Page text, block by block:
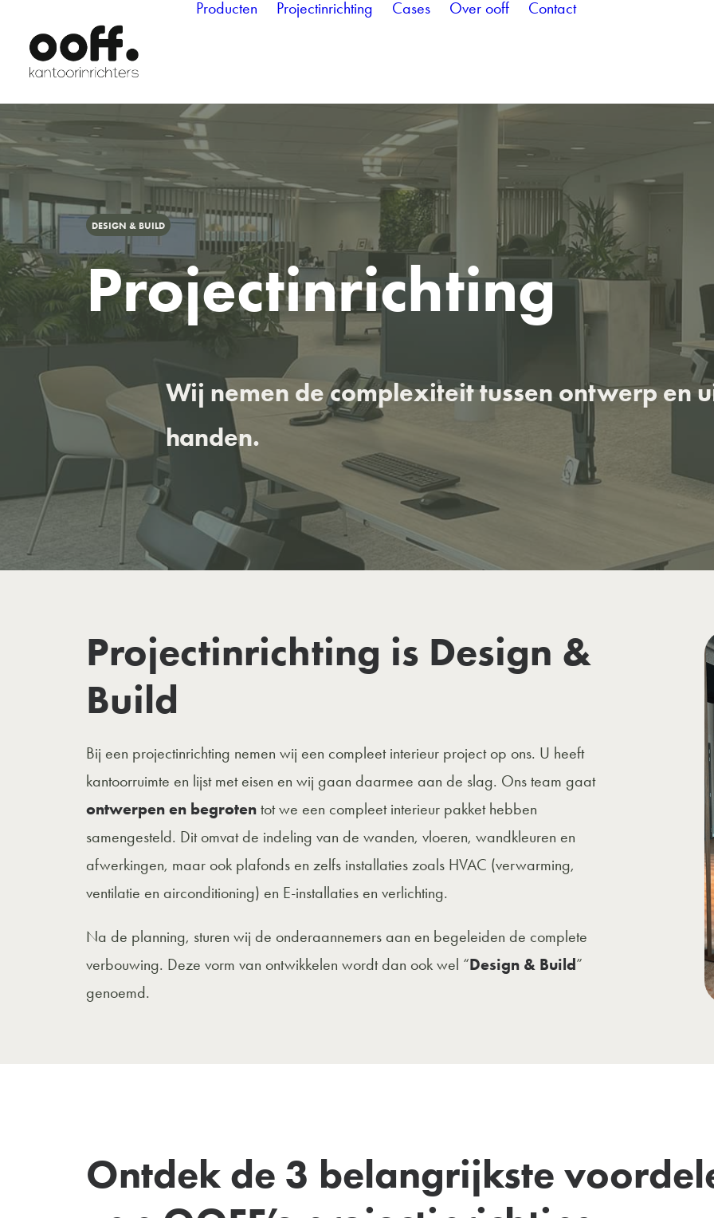
Producten Projectinrichting Cases Over ooff Contact
DESIGN & BUILD
Projectinrichting
Wij nemen de complexiteit tussen ontwerp en
handen.
Projectinrichting is Design &
Build
Bij een projectinrichting nemen wij een compleet interieur project op ons. U heeft
kantoorruimte en lijst met eisen en wij gaan daarmee aan de slag. Ons team gaat
ontwerpen en begroten tot we een compleet interieur pakket hebben
samengesteld. Dit omvat de indeling van de wanden, vloeren, wandkleuren en
afwerkingen, maar ook plafonds en zelfs installaties zoals HVAC (verwarming,
ventilatie en airconditioning) en E-installaties en verlichting.
Na de planning, sturen wij de onderaannemers aan en begeleiden de complete
verbouwing. Deze vorm van ontwikkelen wordt dan ook wel “Design & Build”
genoemd.
Ontdek de 3 belangrijkste